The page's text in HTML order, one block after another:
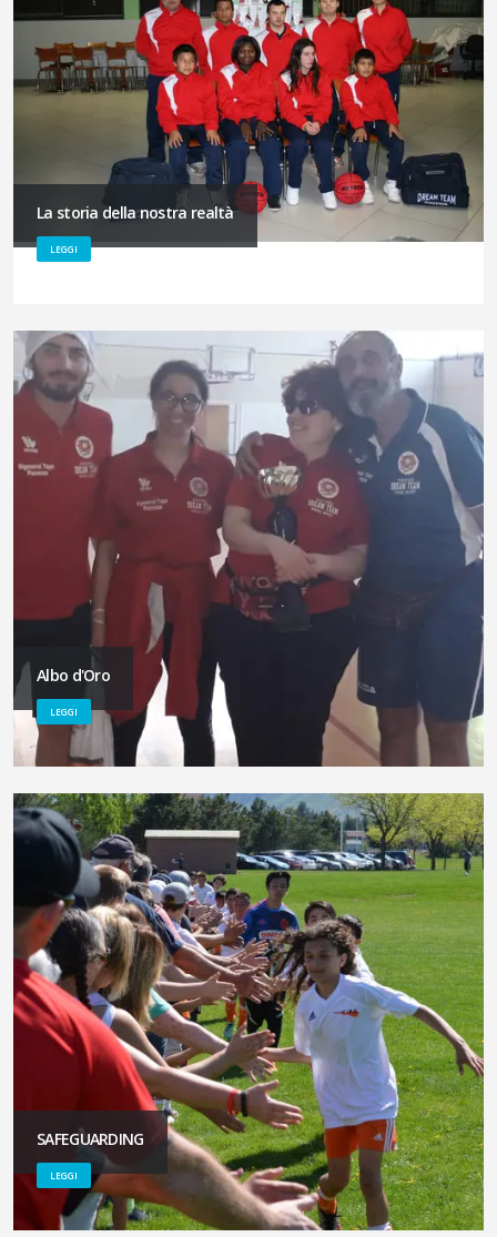
La storia della nostra realtà
LEGGI
Albo d'Oro
LEGGI
SAFEGUARDING
LEGGI